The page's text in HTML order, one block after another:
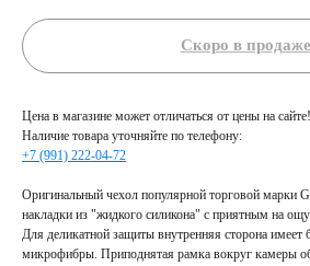
Цена в магазине может отличаться от цены на сайте!
Наличие товара уточняйте по телефону:
+7 (991) 222-04-72
Оригинальный чехол популярной торговой марки
накладки из "жидкого силикона" с приятным на
Для деликатной защиты внутренняя сторона имеет
микрофибры. Приподнятая рамка вокруг камеры